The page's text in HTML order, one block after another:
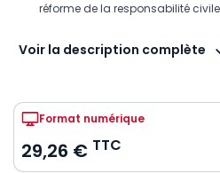
réforme de la responsabilité
Voir la description complète
Format numérique
29,26 € TTC